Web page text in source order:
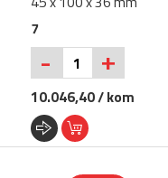
7
- +
10.046,40 / kom